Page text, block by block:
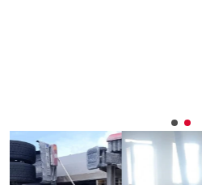
Muradiye’de 2 kilo